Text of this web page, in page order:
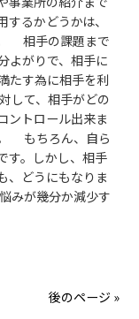
るかどうかは、
相手の課題まで
よがりで、相手に
たす為に相手を利
して、相手がどの
ントロール出来ま
もちろん、自ら
す。しかし、相手
、どうにもなりま
みが幾分か減少す
後のページ »